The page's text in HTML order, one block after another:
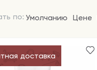
по: Умолчанию Цене
доставка